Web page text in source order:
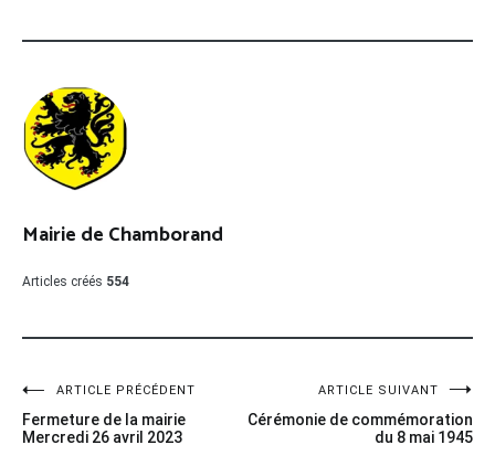
Mairie de Chamborand
Articles créés 554
Navigation
de
ARTICLE PRÉCÉDENT
Fermeture de la mairie
Mercredi 26 avril 2023
ARTICLE SUIVANT
Cérémonie de commémoration
du 8 mai 1945